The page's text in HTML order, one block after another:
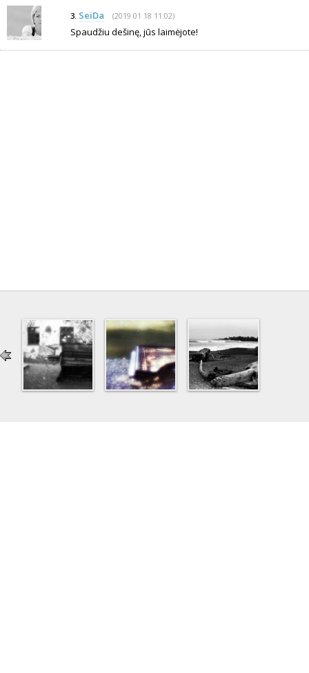
3. SeiDa (2019 01 18 11:02)
Spaudžiu dešinę, jūs laimėjote!